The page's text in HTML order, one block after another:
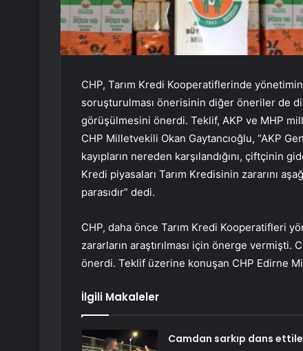
CHP, Tarım Kredi Kooperatiflerinde
soruşturulması önerisinin diğer öneriler de
görüşülmesini önerdi. Teklif, AKP ve MHP
CHP Milletvekili Okan Gaytancıoğlu, “AKP
kayıpların nereden karşılandığını, çiftçinin
Kredi piyasaları Tarım Kredisinin zararını
parasıdır” dedi.
CHP, daha önce Tarım Kredi Kooperatifleri
zararların araştırılması için önerge
önerdi. Teklif üzerine konuşan CHP Edirne
İlgili Makaleler
Camdan sarkıp dans